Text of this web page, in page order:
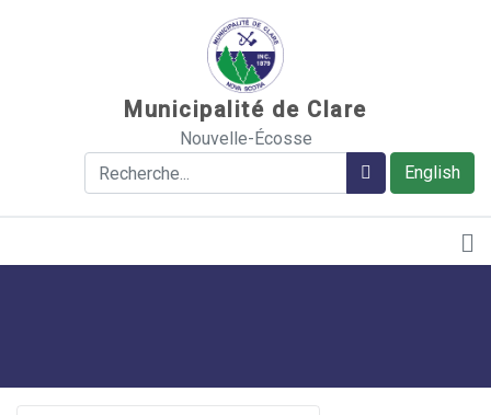
Municipalité de Clare
Nouvelle-Écosse
English
Rechercher Rechercher